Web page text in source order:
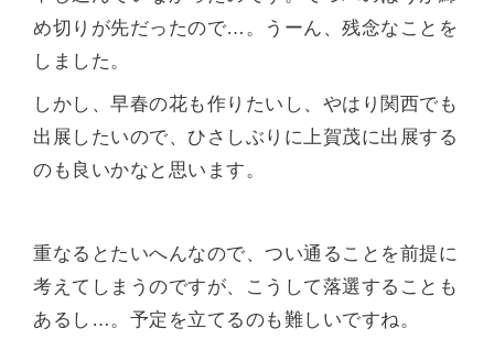
め切りが先だったので…。うーん、残念なことを
しました。
しかし、早春の花も作りたいし、やはり関西でも
出展したいので、ひさしぶりに上賀茂に出展する
のも良いかなと思います。
重なるとたいへんなので、つい通ることを前提に
考えてしまうのですが、こうして落選することも
あるし…。予定を立てるのも難しいですね。